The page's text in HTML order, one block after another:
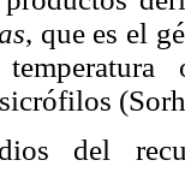
, que es el
del